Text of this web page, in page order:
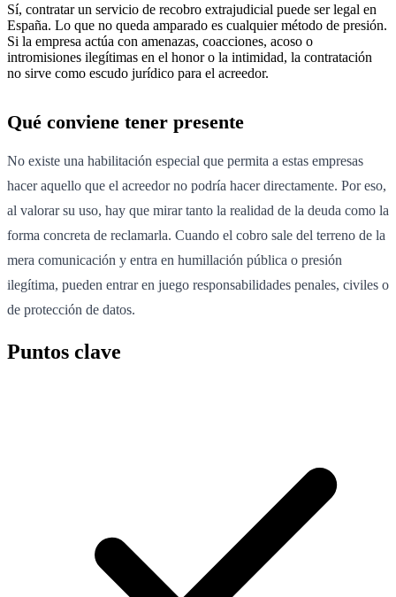
Sí, contratar un servicio de recobro extrajudicial puede ser legal en
España. Lo que no queda amparado es cualquier método de presión.
Si la empresa actúa con amenazas, coacciones, acoso o
intromisiones ilegítimas en el honor o la intimidad, la contratación
no sirve como escudo jurídico para el acreedor.
Qué conviene tener presente
No existe una habilitación especial que permita a estas empresas
hacer aquello que el acreedor no podría hacer directamente. Por eso,
al valorar su uso, hay que mirar tanto la realidad de la deuda como la
forma concreta de reclamarla. Cuando el cobro sale del terreno de la
mera comunicación y entra en humillación pública o presión
ilegítima, pueden entrar en juego responsabilidades penales, civiles o
de protección de datos.
Puntos clave